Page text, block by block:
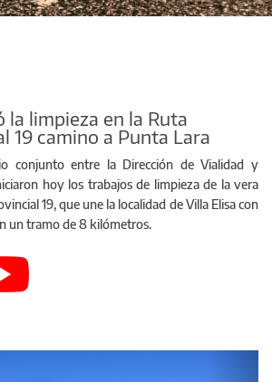
la limpieza en la Ruta
19 camino a Punta Lara
conjunto entre la Dirección de Vialidad y
hoy los trabajos de limpieza de la vera
19, que une la localidad de Villa Elisa con
un tramo de 8 kilómetros.